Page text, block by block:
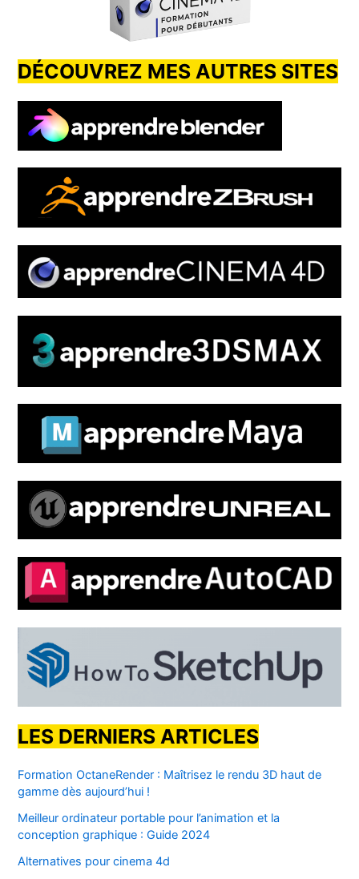
DÉCOUVREZ MES AUTRES SITES
LES DERNIERS ARTICLES
Formation OctaneRender : Maîtrisez le rendu 3D haut de
gamme dès aujourd’hui !
Meilleur ordinateur portable pour l’animation et la
conception graphique : Guide 2024
Alternatives pour cinema 4d